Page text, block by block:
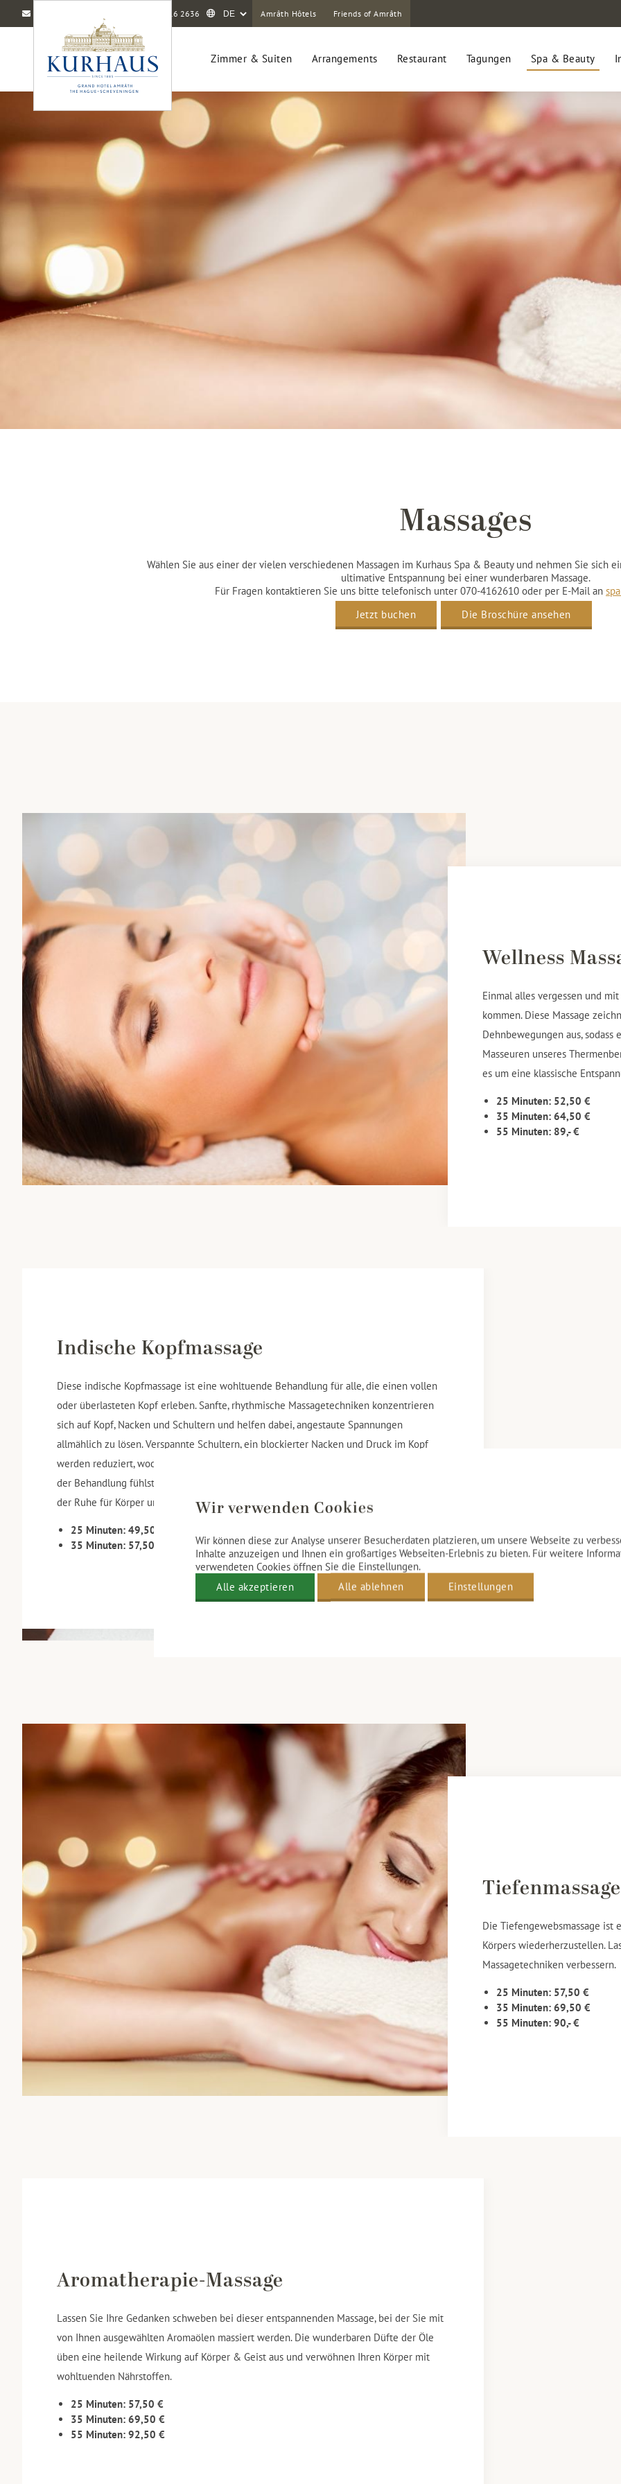
+31 70 416 2636 Amrâth Hôtels Friends of Amrâth
Zimmer & Suiten Arrangements Restaurant Tagungen Spa & Beauty
Massages
Wählen Sie aus einer der vielen verschiedenen Massagen im Kurhaus Spa & Beauty und nehmen Sie sich
ultimative Entspannung bei einer wunderbaren Massage.
Für Fragen kontaktieren Sie uns bitte telefonisch unter 070-4162610 oder per E-Mail an
Jetzt buchen
Die Broschüre ansehen
Wellness
Einmal alles vergessen und
kommen. Diese Massage
Dehnbewegungen aus,
Masseuren unseres
es um eine klassische
25 Minuten: 52,50 €
35 Minuten: 64,50 €
55 Minuten: 89,- €
Indische Kopfmassage
Diese indische Kopfmassage ist eine wohltuende Behandlung für alle, die einen vollen
oder überlasteten Kopf erleben. Sanfte, rhythmische Massagetechniken konzentrieren
sich auf Kopf, Nacken und Schultern und helfen dabei, angestaute Spannungen
allmählich zu lösen. Verspannte Schultern, ein blockierter Nacken und Druck im Kopf
werden reduziert, wodurch auch beginnende Kopfschmerzen nachlassen können. Nach
der Behandlung fühlst du dich tief entspannt, klar und wieder in Balance. Ein Moment
der Ruhe für Körper und Geist.
25 Minuten: 49,50 €
35 Minuten: 57,50 €
Tiefenmassage
Die Tiefengewebsmassage ist
Körpers wiederherzustellen.
Massagetechniken verbessern.
25 Minuten: 57,50 €
35 Minuten: 69,50 €
55 Minuten: 90,- €
Aromatherapie-Massage
Lassen Sie Ihre Gedanken schweben bei dieser entspannenden Massage, bei der Sie mit
von Ihnen ausgewählten Aromaölen massiert werden. Die wunderbaren Düfte der Öle
üben eine heilende Wirkung auf Körper & Geist aus und verwöhnen Ihren Körper mit
wohltuenden Nährstoffen.
25 Minuten: 57,50 €
35 Minuten: 69,50 €
55 Minuten: 92,50 €
Wir verwenden Cookies
Wir können diese zur Analyse unserer Besucherdaten platzieren, um unsere Webseite zu
Inhalte anzuzeigen und Ihnen ein großartiges Webseiten-Erlebnis zu bieten. Für weitere
verwendeten Cookies öffnen Sie die Einstellungen.
Alle akzeptieren
Alle ablehnen Einstellungen